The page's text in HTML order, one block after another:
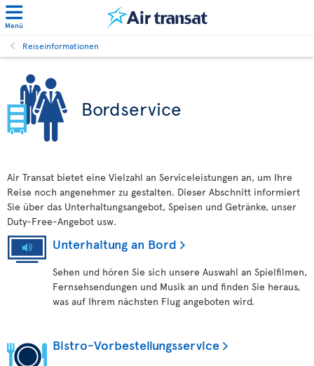
Menü
Reiseinformationen
Bordservice
Air Transat bietet eine Vielzahl an Serviceleistungen an, um Ihre
Reise noch angenehmer zu gestalten. Dieser Abschnitt informiert
Sie über das Unterhaltungsangebot, Speisen und Getränke, unser
Duty-Free-Angebot usw.
Unterhaltung an Bord
Sehen und hören Sie sich unsere Auswahl an Spielfilmen,
Fernsehsendungen und Musik an und finden Sie heraus,
was auf Ihrem nächsten Flug angeboten wird.
Bistro-Vorbestellungsservice